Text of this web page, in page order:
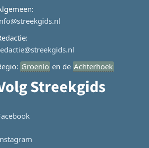
Groenlo en de Achterhoek
Streekgids